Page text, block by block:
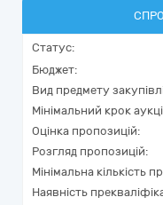
Статус:
Бюджет:
Вид предмету
Мінімальний крок
Оцінка пропозицій:
Розгляд пропозицій:
Мінімальна кількість
Наявність